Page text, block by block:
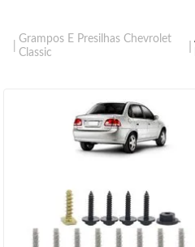
Grampos E Presilhas Chevrolet
Classic